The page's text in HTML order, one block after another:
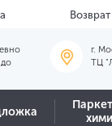
г.
ТЦ